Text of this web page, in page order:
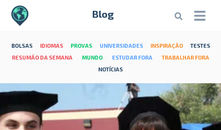
Blog
BOLSAS IDIOMAS PROVAS UNIVERSIDADES INSPIRAÇÃO
TESTES
RESUMÃO DA SEMANA
MUNDO ESTUDAR FORA
TRABALHAR FORA
NOTÍCIAS